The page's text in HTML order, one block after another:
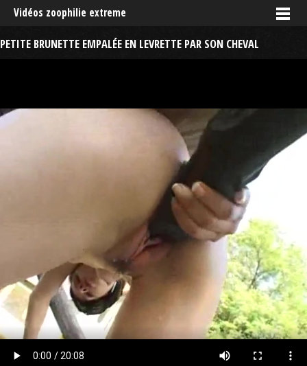
Vidéos zoophilie extreme
PETITE BRUNETTE EMPALÉE EN LEVRETTE PAR SON CHEVAL